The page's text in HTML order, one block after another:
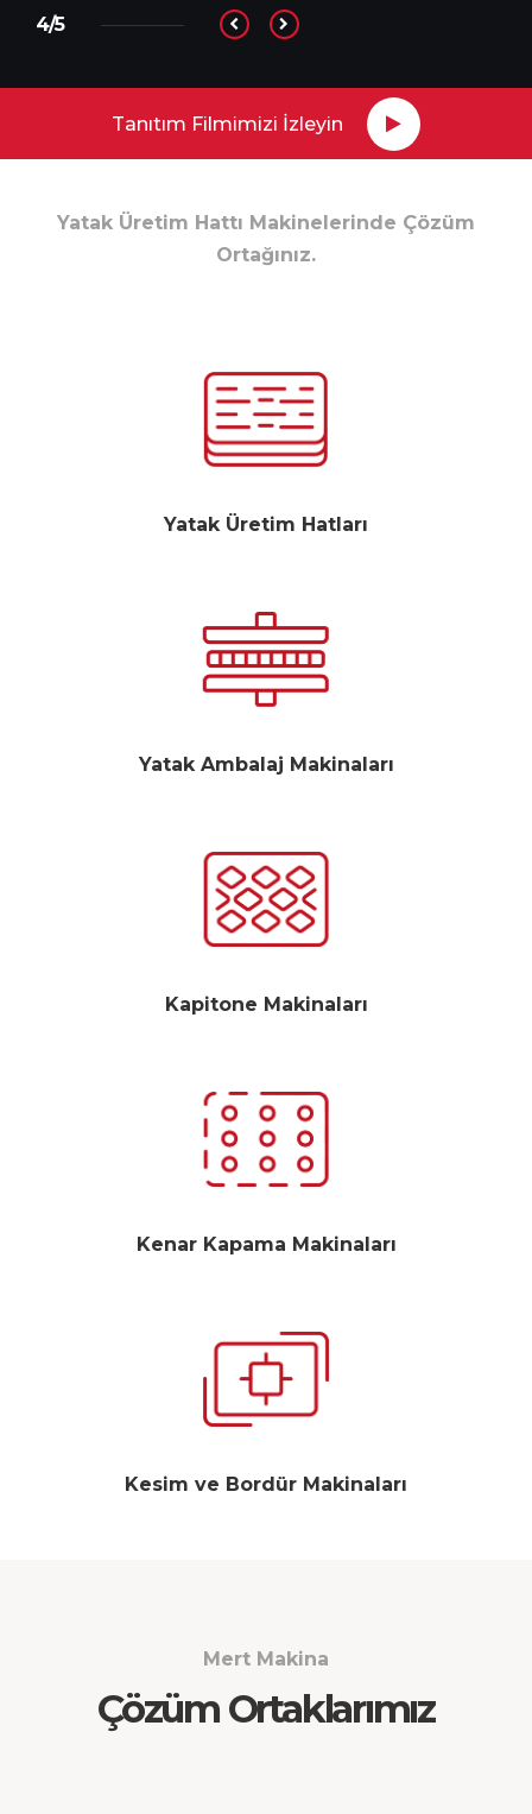
Tanıtım Filmimizi İzleyin
4/5
Yatak Üretim Hattı Makinelerinde Çözüm
Ortağınız.
Yatak Üretim Hatları
Yatak Ambalaj Makinaları
Kapitone Makinaları
Kenar Kapama Makinaları
Kesim ve Bordür Makinaları
Mert Makina
Çözüm Ortaklarımız